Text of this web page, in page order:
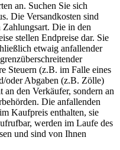
an. Suchen Sie sich
Die Versandkosten sind
Die in den
stellen Endpreise dar. Sie
etwaig anfallender
Steuern (z.B. im Falle eines
oder Abgaben (z.B. Zölle)
den Verkäufer, sondern an
Die anfallenden
Kaufpreis enthalten, sie
werden im Laufe des
und sind von Ihnen